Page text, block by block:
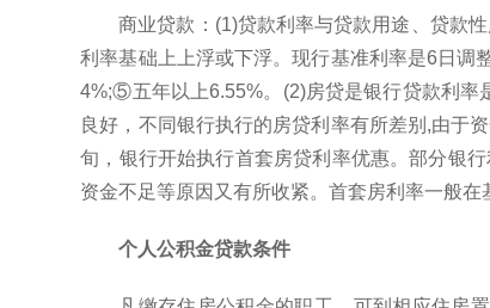
商业贷款：(1)贷款利率与贷款用途、贷款
利率基础上上浮或下浮。现行基准利率是6日
4%;⑤五年以上6.55%。(2)房贷是银行贷款利率
良好，不同银行执行的房贷利率有所差别,由于
旬，银行开始执行首套房贷利率优惠。部分银
资金不足等原因又有所收紧。首套房利率一般在
个人公积金贷款条件